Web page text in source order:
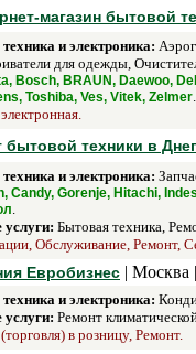
магазин бытовой
и электроника:
для одежды,
Bosch, BRAUN, Daewoo,
Toshiba, Ves, Vitek, Zelmer.
бытовой техники в
и электроника:
Candy, Gorenje, Hitachi,
.
Бытовая техника,
Обслуживание, Ремонт,
Евробизнес | Москва |
и электроника:
Ремонт
в розницу, Ремонт.